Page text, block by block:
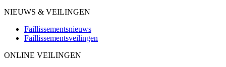
NIEUWS & VEILINGEN
Faillissementsnieuws
Faillissementsveilingen
ONLINE VEILINGEN